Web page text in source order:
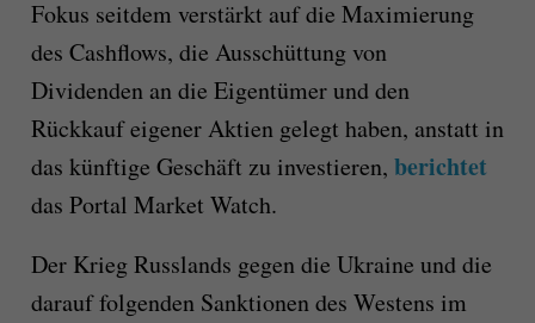
Fokus seitdem verstärkt auf die Maximierung
des Cashflows, die Ausschüttung von
Dividenden an die Eigentümer und den
Rückkauf eigener Aktien gelegt haben, anstatt in
das künftige Geschäft zu investieren, berichtet
das Portal Market Watch.
Der Krieg Russlands gegen die Ukraine und die
darauf folgenden Sanktionen des Westens im